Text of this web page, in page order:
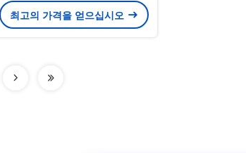
최고의 가격을 얻으십시오